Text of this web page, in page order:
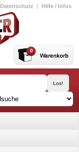
Datenschutz | Hilfe / Infos
0